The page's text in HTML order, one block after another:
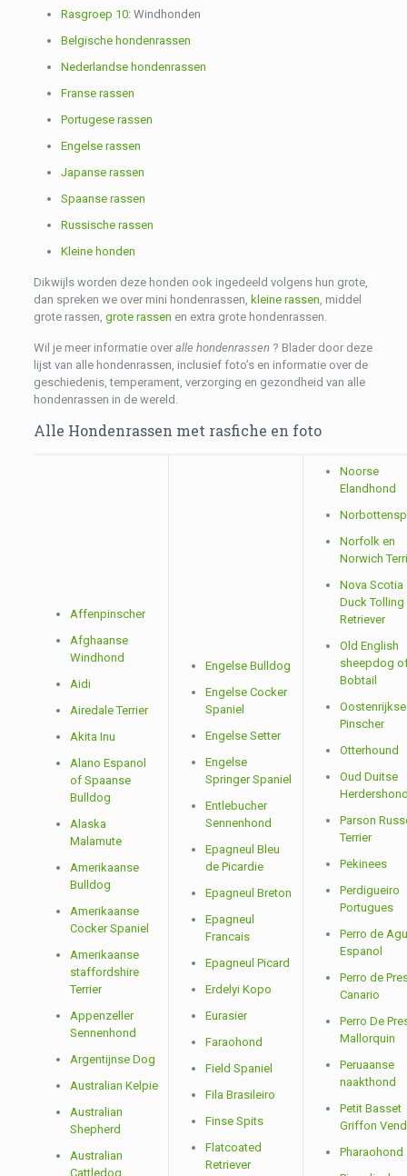
Rasgroep 10: Windhonden
Belgische hondenrassen
Nederlandse hondenrassen
Franse rassen
Portugese rassen
Engelse rassen
Japanse rassen
Spaanse rassen
Russische rassen
Kleine honden
Dikwijls worden deze honden ook ingedeeld volgens hun grote,
dan spreken we over mini hondenrassen, kleine rassen , middel
grote rassen, grote rassen en extra grote hondenrassen.
Wil je meer informatie over alle hondenrassen ? Blader door deze
lijst van alle hondenrassen, inclusief foto’s en informatie over de
geschiedenis, temperament, verzorging en gezondheid van alle
hondenrassen in de wereld.
Alle Hondenrassen met rasfiche en foto
Affenpinscher
Afghaanse
Windhond
Aidi
Airedale Terrier
Akita Inu
Alano Espanol
of Spaanse
Bulldog
Alaska
Malamute
Amerikaanse
Bulldog
Amerikaanse
Cocker Spaniel
Amerikaanse
staffordshire
Terrier
Appenzeller
Sennenhond
Argentijnse Dog
Australian Kelpie
Australian
Shepherd
Australian
Cattledog
Engelse Bulldog
Engelse Cocker
Spaniel
Engelse Setter
Engelse
Springer Spaniel
Entlebucher
Sennenhond
Epagneul Bleu
de Picardie
Epagneul Breton
Epagneul
Francais
Epagneul Picard
Erdelyi Kopo
Eurasier
Faraohond
Field Spaniel
Fila Brasileiro
Finse Spits
Flatcoated
Retriever
Noorse
Elandhond
Norfolk en
Norwich
Nova Scotia
Duck Tolling
Retriever
Old English
sheepdog
Bobtail
Oostenrijkse
Pinscher
Otterhound
Oud Duitse
Parson
Terrier
Pekinees
Perdigueiro
Portugues
Perro de
Espanol
Perro de
Canario
Perro De
Mallorquin
Peruaanse
naakthond
Petit Basset
Griffon
Pharaohond